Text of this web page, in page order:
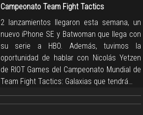
Campeonato Team Fight Tactics
2 lanzamientos llegaron esta semana, un
nuevo iPhone SE y Batwoman que llega con
su serie a HBO. Además, tuvimos la
oportunidad de hablar con Nicolás Yetzen
de RIOT Games del Campeonato Mundial de
Team Fight Tactics: Galaxias que tendrá…